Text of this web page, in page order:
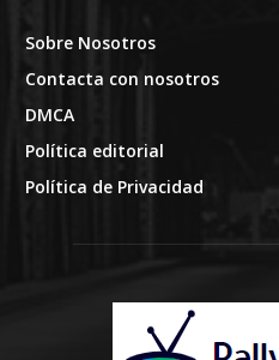
Sobre Nosotros
Contacta con nosotros
DMCA
Política editorial
Política de Privacidad